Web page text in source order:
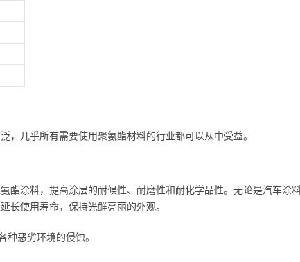
，几乎所有需要使用聚氨酯材料的行业都可以从中受益。
酯涂料，提高涂层的耐候性、耐磨性和耐化学品性。无论是汽车涂
长使用寿命，保持光鲜亮丽的外观。
种恶劣环境的侵蚀。